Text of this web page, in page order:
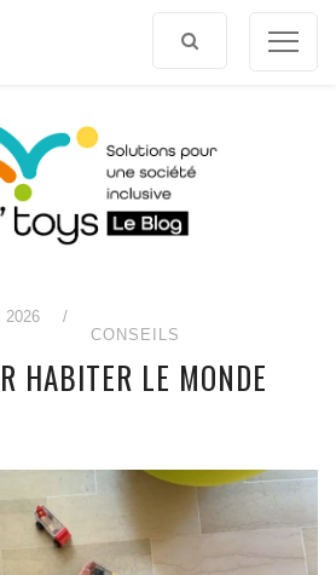
2026
/
CONSEILS
HABITER LE MONDE